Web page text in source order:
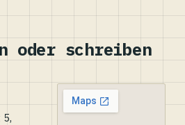
oder schreiben